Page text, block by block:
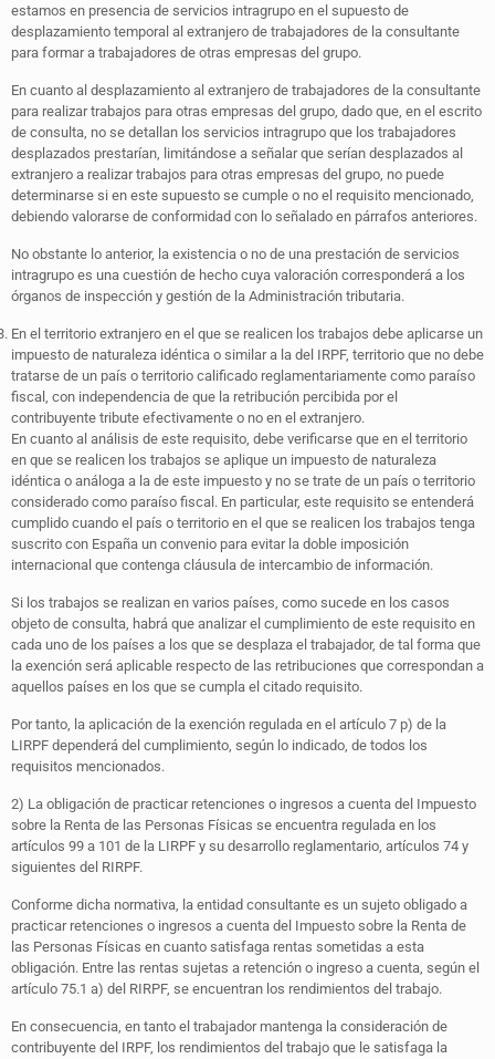
estamos en presencia de servicios intragrupo en el supuesto de
desplazamiento temporal al extranjero de trabajadores de la consultante
para formar a trabajadores de otras empresas del grupo.
En cuanto al desplazamiento al extranjero de trabajadores de la consultante
para realizar trabajos para otras empresas del grupo, dado que, en el escrito
de consulta, no se detallan los servicios intragrupo que los trabajadores
desplazados prestarían, limitándose a señalar que serían desplazados al
extranjero a realizar trabajos para otras empresas del grupo, no puede
determinarse si en este supuesto se cumple o no el requisito mencionado,
debiendo valorarse de conformidad con lo señalado en párrafos anteriores.
No obstante lo anterior, la existencia o no de una prestación de servicios
intragrupo es una cuestión de hecho cuya valoración corresponderá a los
órganos de inspección y gestión de la Administración tributaria.
En el territorio extranjero en el que se realicen los trabajos debe aplicarse un
impuesto de naturaleza idéntica o similar a la del IRPF, territorio que no debe
tratarse de un país o territorio calificado reglamentariamente como paraíso
fiscal, con independencia de que la retribución percibida por el
contribuyente tribute efectivamente o no en el extranjero.
En cuanto al análisis de este requisito, debe verificarse que en el territorio
en que se realicen los trabajos se aplique un impuesto de naturaleza
idéntica o análoga a la de este impuesto y no se trate de un país o territorio
considerado como paraíso fiscal. En particular, este requisito se entenderá
cumplido cuando el país o territorio en el que se realicen los trabajos tenga
suscrito con España un convenio para evitar la doble imposición
internacional que contenga cláusula de intercambio de información.
Si los trabajos se realizan en varios países, como sucede en los casos
objeto de consulta, habrá que analizar el cumplimiento de este requisito en
cada uno de los países a los que se desplaza el trabajador, de tal forma que
la exención será aplicable respecto de las retribuciones que correspondan a
aquellos países en los que se cumpla el citado requisito.
Por tanto, la aplicación de la exención regulada en el artículo 7 p) de la
LIRPF dependerá del cumplimiento, según lo indicado, de todos los
requisitos mencionados.
2) La obligación de practicar retenciones o ingresos a cuenta del Impuesto
sobre la Renta de las Personas Físicas se encuentra regulada en los
artículos 99 a 101 de la LIRPF y su desarrollo reglamentario, artículos 74 y
siguientes del RIRPF.
Conforme dicha normativa, la entidad consultante es un sujeto obligado a
practicar retenciones o ingresos a cuenta del Impuesto sobre la Renta de
las Personas Físicas en cuanto satisfaga rentas sometidas a esta
obligación. Entre las rentas sujetas a retención o ingreso a cuenta, según el
artículo 75.1 a) del RIRPF, se encuentran los rendimientos del trabajo.
En consecuencia, en tanto el trabajador mantenga la consideración de
contribuyente del IRPF, los rendimientos del trabajo que le satisfaga la